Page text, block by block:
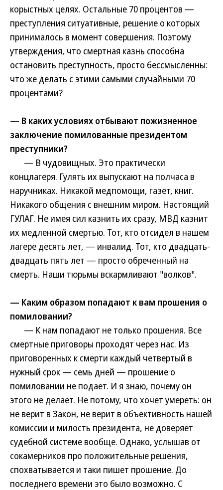
корыстных целях. Остальные 70 процентов —
преступления ситуативные, решение о которых
принималось в момент совершения. Поэтому
утверждения, что смертная казнь способна
остановить преступность, просто бессмысленны:
что же делать с этими самыми случайными 70
процентами?
— В каких условиях отбывают пожизненное
заключение помилованные президентом
преступники?
— В чудовищных. Это практически
концлагеря. Гулять их выпускают на полчаса в
наручниках. Никакой медпомощи, газет, книг.
Никакого общения с внешним миром. Настоящий
ГУЛАГ. Не имея сил казнить их сразу, МВД казнит
их медленной смертью. Тот, кто отсидел в нашем
лагере десять лет, — инвалид. Тот, кто двадцать-
двадцать пять лет — просто обреченный на
смерть. Наши тюрьмы вскармливают "волков".
— Каким образом попадают к вам прошения о
помиловании?
— К нам попадают не только прошения. Все
смертные приговоры проходят через нас. Из
приговоренных к смерти каждый четвертый в
нужный срок — семь дней — прошение о
помиловании не подает. И я знаю, почему он
этого не делает. Не потому, что хочет умереть: он
не верит в Закон, не верит в объективность нашей
комиссии и милость президента, не доверяет
судебной системе вообще. Однако, услышав от
сокамерников про положительные решения,
спохватывается и таки пишет прошение. До
последнего времени это было возможно. С